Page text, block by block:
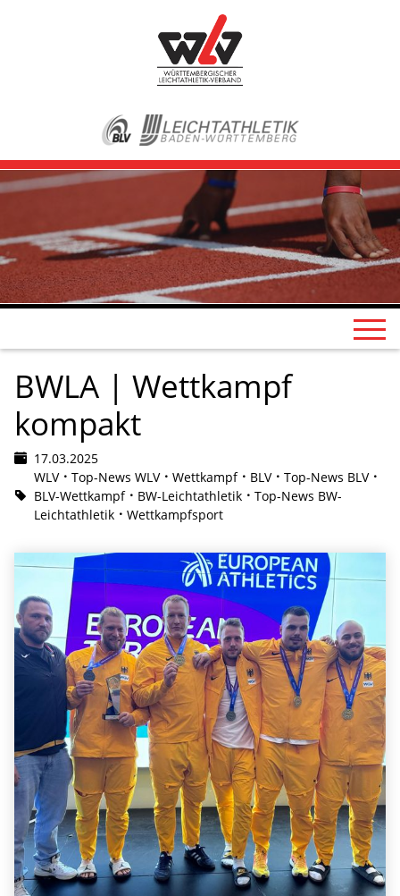
BWLA | Wettkampf
kompakt
17.03.2025
WLV
Top-News WLV Wettkampf BLV
Top-News BLV
BLV-Wettkampf
BW-Leichtathletik
Top-News BW-
Leichtathletik
Wettkampfsport